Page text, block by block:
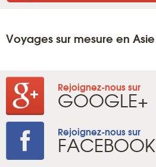
Voyages sur mesure en Asie
Rejoignez-nous sur
GOOGLE+
Rejoignez-nous sur
FACEBOOK